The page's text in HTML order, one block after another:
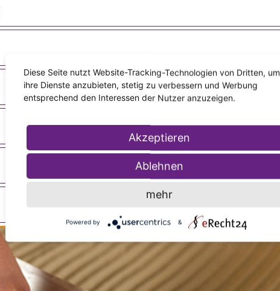
Diese Seite nutzt Website-Tracking-Technologien von Dritten, um
ihre Dienste anzubieten, stetig zu verbessern und Werbung
entsprechend den Interessen der Nutzer anzuzeigen.
Akzeptieren
Ablehnen
mehr
Powered by &